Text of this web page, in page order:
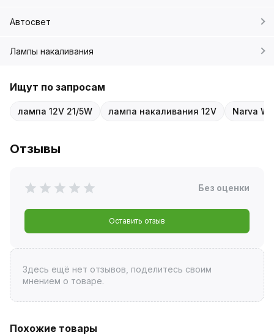
Автосвет
Лампы накаливания
Ищут по запросам
лампа 12V 21/5W лампа накаливания 12V Narva
Отзывы
Без оценки
Оставить отзыв
Здесь ещё нет отзывов, поделитесь своим
мнением о товаре.
Похожие товары